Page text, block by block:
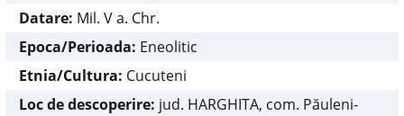
Datare: Mil. V a. Chr.
Epoca/Perioada: Eneolitic
Etnia/Cultura: Cucuteni
Loc de descoperire: jud. HARGHITA, com. Păuleni-